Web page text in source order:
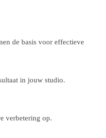
de basis voor effectieve
in jouw studio.
verbetering op.